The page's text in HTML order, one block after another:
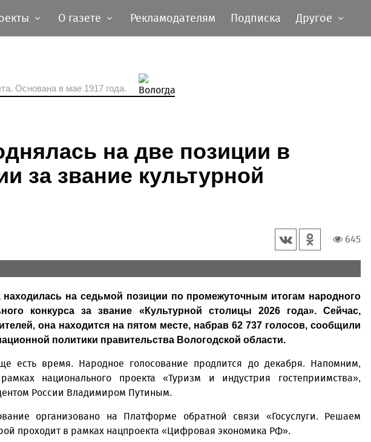
О газете Рекламодателям Подписка Другое
Основана в мае 1917 года.
на две позиции в
за звание культурной
645
находилась на седьмой позиции по промежуточным итогам народного
конкурса за звание «Культурной столицы 2026 года». Сейчас,
она находится на пятом месте, набрав 62 737 голосов, сообщили
политики правительства Вологодской области.
есть время. Народное голосование продлится до декабря. Напомним,
национального проекта «Туризм и индустрия гостеприимства»,
России Владимиром Путиным.
организовано на Платформе обратной связи «Госуслуги. Решаем
проходит в рамках нацпроекта «Цифровая экономика РФ».